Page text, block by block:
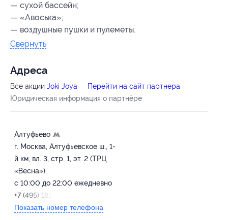
— сухой бассейн;
— «Авоська»;
— воздушные пушки и пулеметы.
Свернуть
Адресa
Все акции Joki Joya
Перейти на сайт партнера
Юридическая информация о партнёре
Алтуфьево
г. Москва, Алтуфьевское ш., 1-
й км, вл. 3, стр. 1, эт. 2 (ТРЦ
«Весна»)
с 10:00 до 22:00 ежедневно
+7 (495) 181-22-77
Показать номер телефона